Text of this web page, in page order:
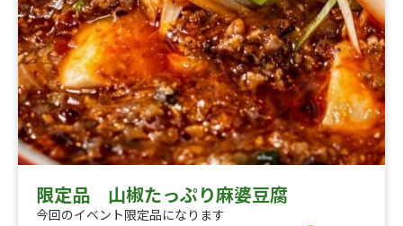
限定品 山椒たっぷり麻婆豆腐
今回のイベント限定品になります